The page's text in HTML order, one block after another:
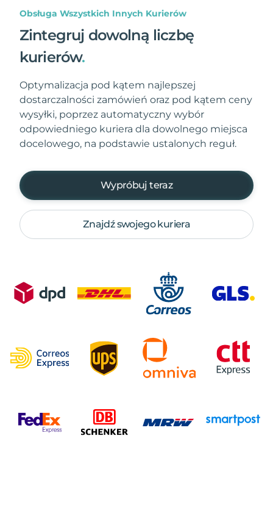
Obsługa Wszystkich Innych Kurierów
Zintegruj dowolną liczbę
kurierów.
Optymalizacja pod kątem najlepszej
dostarczalności zamówień oraz pod kątem ceny
wysyłki, poprzez automatyczny wybór
odpowiedniego kuriera dla dowolnego miejsca
docelowego, na podstawie ustalonych reguł.
Wypróbuj teraz
Znajdź swojego kuriera